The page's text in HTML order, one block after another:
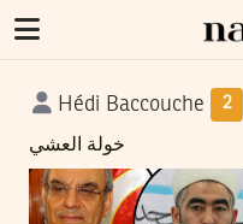
Hédi Baccouche 2
خولة العشي